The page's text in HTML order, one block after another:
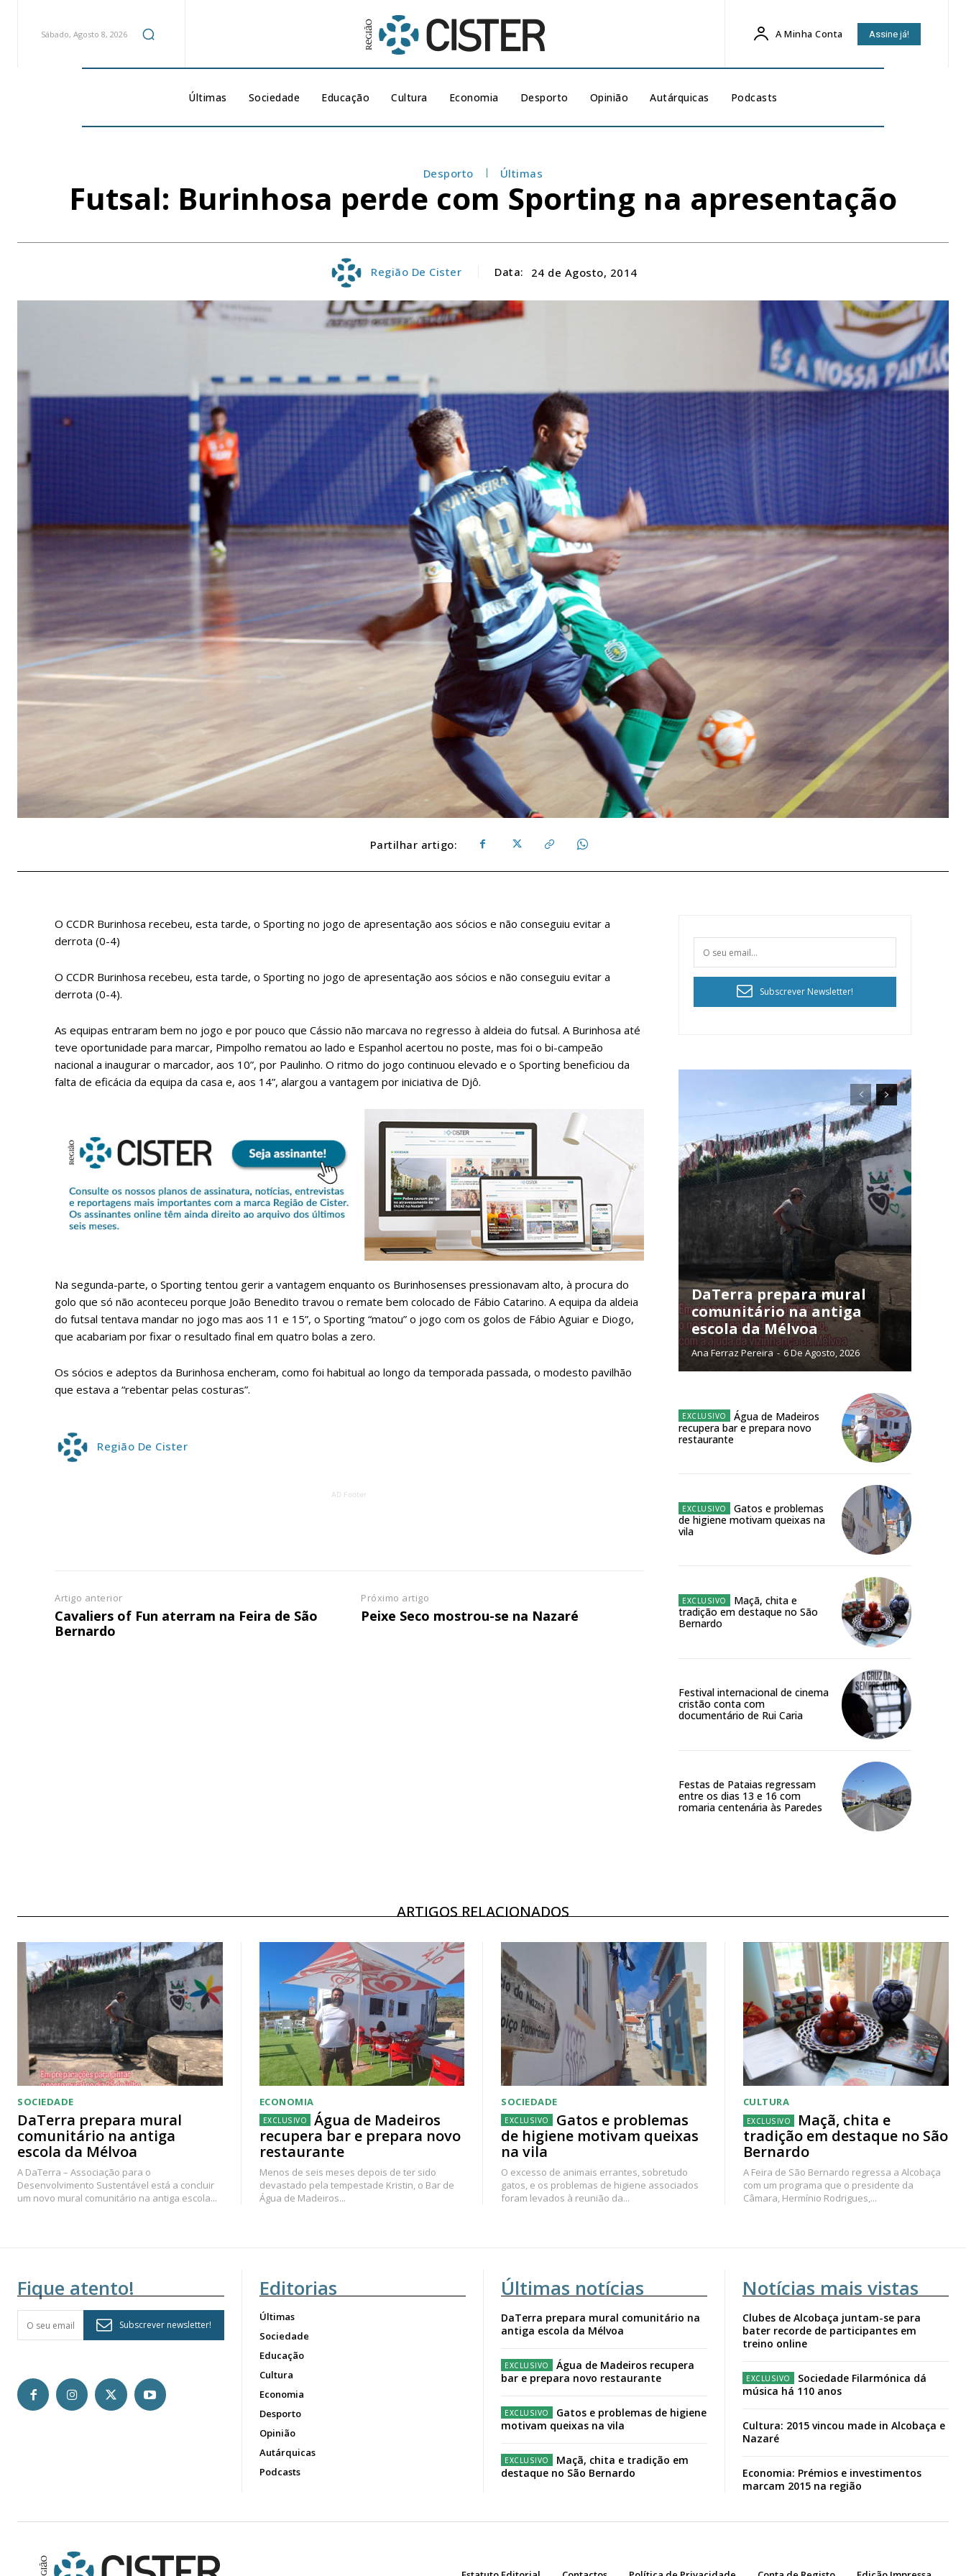
Planos de Assinatura
Faça-se assinante do Região de Cister e ajude-nos a manter este serviço público!
Sendo assinante terá acesso a todos os conteúdos exclusivos e versões digitais.
Escolha o plano de assinatura desejado:
ASSINATURA
IMPRESSA
32€
12 meses
ASSINATURA
DIGITAL ANUAL
16
12 meses
Acesso ao conteúdo online
Acesso aos conteúdos Exclusivos para
Sábado, Agosto 8, 2026 A Minha Conta Assine já!
Últimas Sociedade Educação Cultura Economia Desporto Opinião Autárquicas Podcasts
Desporto Últimas
Futsal: Burinhosa perde com Sporting na apresentação
Região De Cister Data: 24 de Agosto, 2014
Partilhar artigo:
O CCDR Burinhosa recebeu, esta tarde, o Sporting no jogo de apresentação aos sócios e não conseguiu evitar a
derrota (0-4)
O CCDR Burinhosa recebeu, esta tarde, o Sporting no jogo de apresentação aos sócios e não conseguiu evitar a
derrota (0-4).
As equipas entraram bem no jogo e por pouco que Cássio não marcava no regresso à aldeia do futsal. A Burinhosa até
teve oportunidade para marcar, Pimpolho rematou ao lado e Espanhol acertou no poste, mas foi o bi-campeão
nacional a inaugurar o marcador, aos 10”, por Paulinho. O ritmo do jogo continuou elevado e o Sporting beneficiou da
falta de eficácia da equipa da casa e, aos 14”, alargou a vantagem por iniciativa de Djô.
Na segunda-parte, o Sporting tentou gerir a vantagem enquanto os Burinhosenses pressionavam alto, à procura do
golo que só não aconteceu porque João Benedito travou o remate bem colocado de Fábio Catarino. A equipa da aldeia
do futsal tentava mandar no jogo mas aos 11 e 15”, o Sporting “matou” o jogo com os golos de Fábio Aguiar e Diogo,
que acabariam por fixar o resultado final em quatro bolas a zero.
Os sócios e adeptos da Burinhosa encheram, como foi habitual ao longo da temporada passada, o modesto pavilhão
que estava a “rebentar pelas costuras”.
Região De Cister
AD Footer
Artigo anterior
Cavaliers of Fun aterram na Feira de São
Bernardo
Próximo artigo
Peixe Seco mostrou-se na Nazaré
Subscrever Newsletter!
DaTerra prepara mural
comunitário na antiga
escola da Mélvoa
Ana Ferraz Pereira - 6 De Agosto, 2026
Água de Madeiros
recupera bar e prepara novo
restaurante
Gatos e problemas
de higiene motivam queixas na
vila
Maçã, chita e
tradição em destaque no São
Bernardo
Festival internacional de cinema
cristão conta com
documentário de Rui Caria
Festas de Pataias regressam
entre os dias 13 e 16 com
romaria centenária às Paredes
ARTIGOS RELACIONADOS
SOCIEDADE
DaTerra prepara mural
comunitário na antiga
escola da Mélvoa
A DaTerra – Associação para o
Desenvolvimento Sustentável está a concluir
um novo mural comunitário na antiga escola...
ECONOMIA
Água de Madeiros
recupera bar e prepara novo
restaurante
Menos de seis meses depois de ter sido
devastado pela tempestade Kristin, o Bar de
Água de Madeiros...
SOCIEDADE
Gatos e problemas
de higiene motivam queixas
na vila
O excesso de animais errantes, sobretudo
gatos, e os problemas de higiene associados
foram levados à reunião da...
CULTURA
Maçã, chita e
tradição em destaque no São
Bernardo
A Feira de São Bernardo regressa a Alcobaça
com um programa que o presidente da
Câmara, Hermínio Rodrigues,...
Fique atento!
Subscrever newsletter!
Editorias
Últimas
Sociedade
Educação
Cultura
Economia
Desporto
Opinião
Autárquicas
Podcasts
Últimas notícias
DaTerra prepara mural comunitário na
antiga escola da Mélvoa
Água de Madeiros recupera
bar e prepara novo restaurante
Gatos e problemas de higiene
motivam queixas na vila
Maçã, chita e tradição em
destaque no São Bernardo
Notícias mais vistas
Clubes de Alcobaça juntam-se para
bater recorde de participantes em
treino online
Sociedade Filarmónica dá
música há 110 anos
Cultura: 2015 vincou made in Alcobaça e
Nazaré
Economia: Prémios e investimentos
marcam 2015 na região